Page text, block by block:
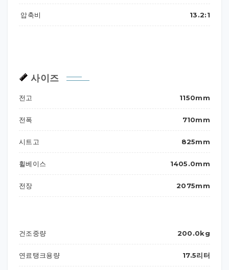
압축비 13.2:1
사이즈
전고 1150mm
전폭 710mm
시트고 825mm
휠베이스 1405.0mm
전장 2075mm
건조중량 200.0kg
연료탱크용량 17.5리터